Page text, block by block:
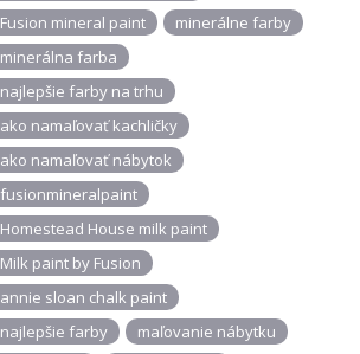
Fusion mineral paint
minerálne farby
minerálna farba
najlepšie farby na trhu
ako namaľovať kachličky
ako namaľovať nábytok
fusionmineralpaint
Homestead House milk paint
Milk paint by Fusion
annie sloan chalk paint
najlepšie farby
maľovanie nábytku